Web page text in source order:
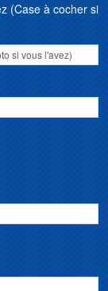
(Case à cocher si